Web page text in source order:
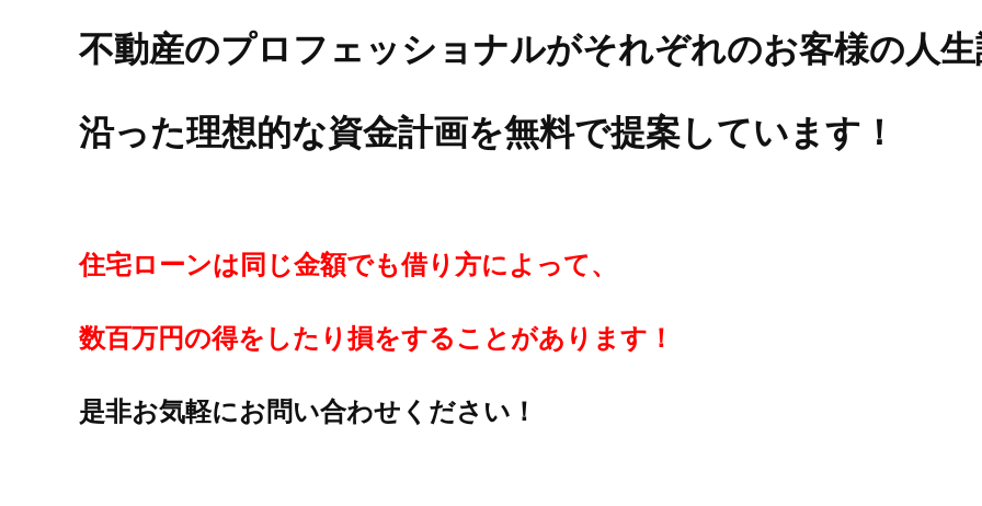
不動産のプロフェッショナルがそれぞれのお客様の人
沿った理想的な資金計画を無料で提案しています！
住宅ローンは同じ金額でも借り方によって、
数百万円の得をしたり損をすることがあります！
是非お気軽にお問い合わせください！